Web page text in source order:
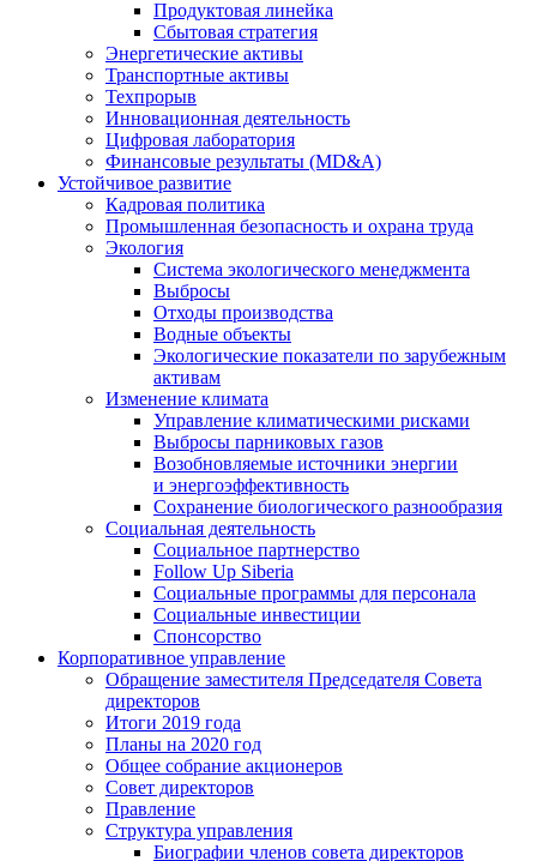
Продуктовая линейка
Сбытовая стратегия
Энергетические активы
Транспортные активы
Техпрорыв
Инновационная деятельность
Цифровая лаборатория
Финансовые результаты (MD&A)
Устойчивое развитие
Кадровая политика
Промышленная безопасность и охрана труда
Экология
Система экологического менеджмента
Выбросы
Отходы производства
Водные объекты
Экологические показатели по зарубежным
активам
Изменение климата
Управление климатическими рисками
Выбросы парниковых газов
Возобновляемые источники энергии
и энергоэффективность
Сохранение биологического разнообразия
Социальная деятельность
Социальное партнерство
Follow Up Siberia
Социальные программы для персонала
Социальные инвестиции
Спонсорство
Корпоративное управление
Обращение заместителя Председателя Совета
директоров
Итоги 2019 года
Планы на 2020 год
Общее собрание акционеров
Совет директоров
Правление
Структура управления
Биографии членов совета директоров